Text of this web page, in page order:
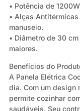
• Potência de
• Alças
manuseio.
• Diâmetro de 30
maiores.
Benefícios do
A Panela Elétrica
dia. Com um design
permite cozinhar
saudáveis. Seu